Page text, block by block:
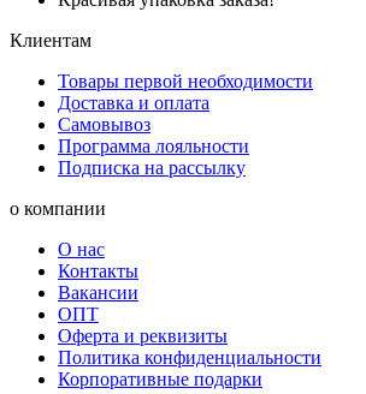
Клиентам
Товары первой необходимости
Доставка и оплата
Самовывоз
Программа лояльности
Подписка на рассылку
о компании
О нас
Контакты
Вакансии
ОПТ
Оферта и реквизиты
Политика конфиденциальности
Корпоративные подарки